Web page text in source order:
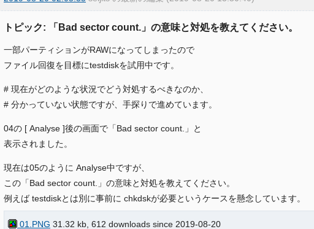
トピック: 「Bad sector count.」の意味と対処を教えてください。
一部パーティションがRAWになってしまったので
ファイル回復を目標にtestdiskを試用中です。
# 現在がどのような状況でどう対処するべきなのか、
# 分かっていない状態ですが、手探りで進めています。
04の [ Analyse ]後の画面で「Bad sector count.」と
表示されました。
現在は05のように Analyse中ですが、
この「Bad sector count.」の意味と対処を教えてください。
例えば testdiskとは別に事前に chkdskが必要というケースを懸念しています。
01.PNG 31.32 kb, 612 downloads since 2019-08-20